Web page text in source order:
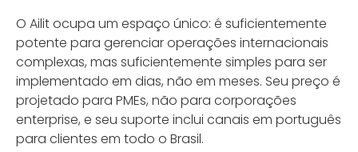
O Ailit ocupa um espaço único: é suficientemente
potente para gerenciar operações internacionais
complexas, mas suficientemente simples para ser
implementado em dias, não em meses. Seu preço é
projetado para PMEs, não para corporações
enterprise, e seu suporte inclui canais em português
para clientes em todo o Brasil.